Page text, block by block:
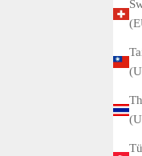
ROLEX Air-King
5500 to Oyster
Breath 78350 in